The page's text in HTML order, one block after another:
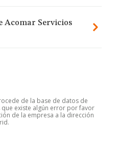
Acomar Servicios
de la base de datos de
que existe algún error por favor
de la empresa a la dirección